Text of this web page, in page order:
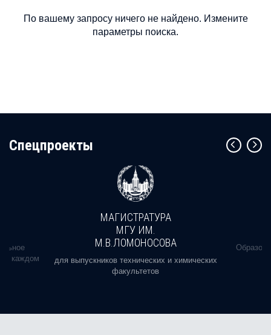
По вашему запросу ничего не найдено. Измените
параметры поиска.
Cпецпроекты
в каждом
МАГИСТРАТУРА
МГУ ИМ.
М.В.ЛОМОНОСОВА
для выпускников технических и химических
факультетов